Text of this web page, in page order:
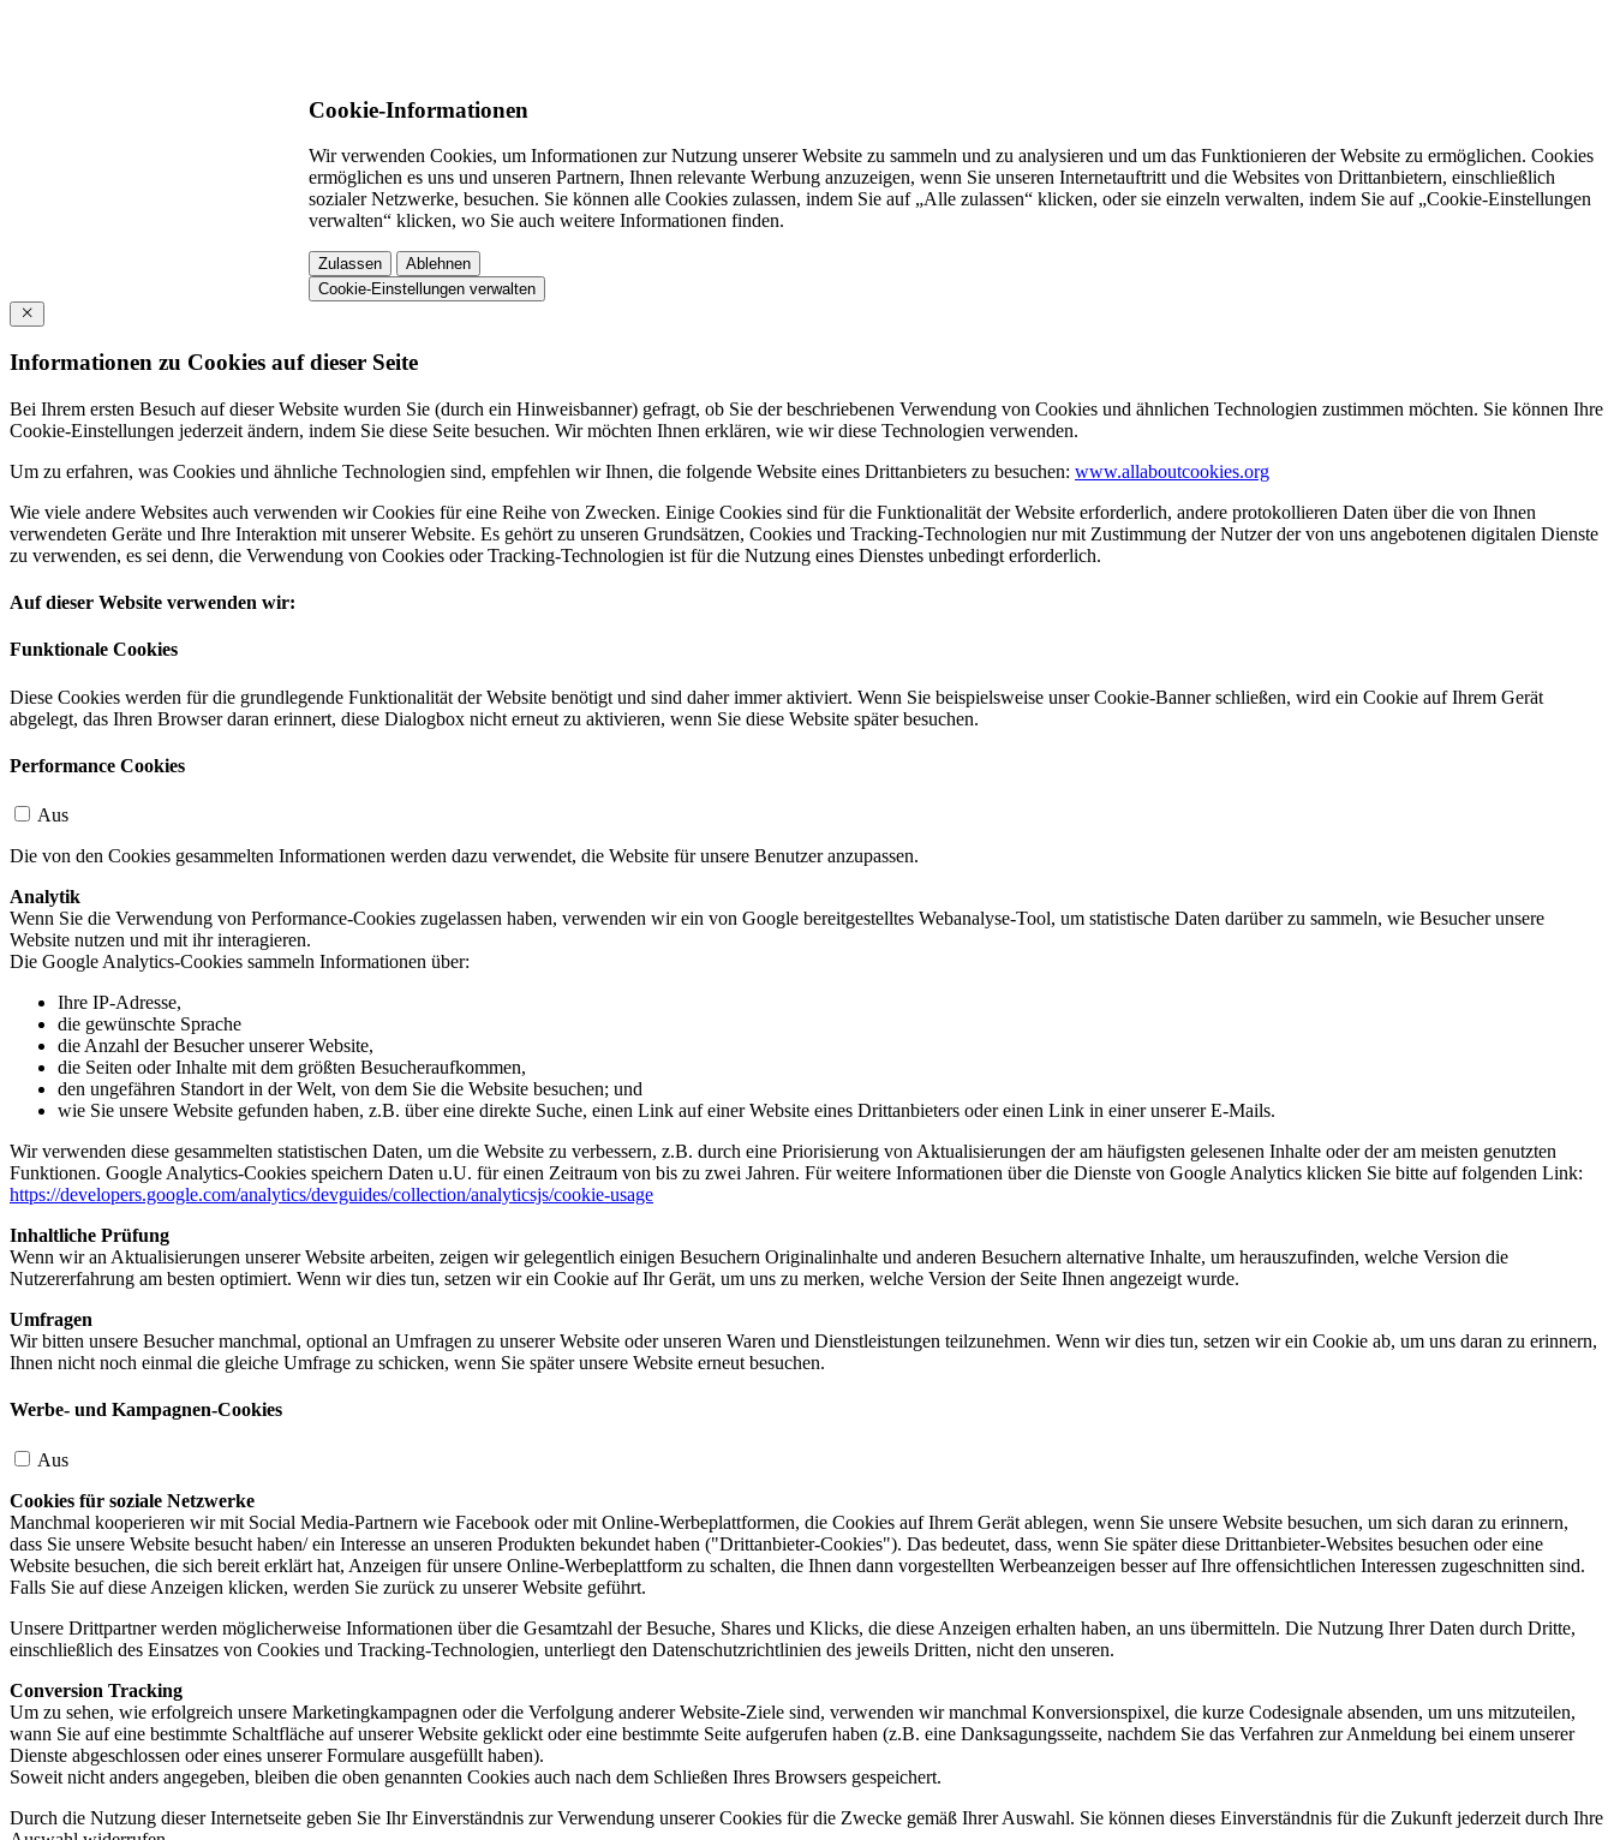
Cookie-Informationen
Wir verwenden Cookies, um Informationen zur Nutzung unserer Website zu sammeln und zu analysieren und um das Funktionieren der Website zu ermöglichen. Cookies
ermöglichen es uns und unseren Partnern, Ihnen relevante Werbung anzuzeigen, wenn Sie unseren Internetauftritt und die Websites von Drittanbietern, einschließlich
sozialer Netzwerke, besuchen. Sie können alle Cookies zulassen, indem Sie auf „Alle zulassen“ klicken, oder sie einzeln verwalten, indem Sie auf „Cookie-Einstellungen
verwalten“ klicken, wo Sie auch weitere Informationen finden.
Zulassen
Ablehnen
Cookie-Einstellungen verwalten
Informationen zu Cookies auf dieser Seite
Bei Ihrem ersten Besuch auf dieser Website wurden Sie (durch ein Hinweisbanner) gefragt, ob Sie der beschriebenen Verwendung von Cookies und ähnlichen Technologien zustimmen möchten. Sie können Ihre
Cookie-Einstellungen jederzeit ändern, indem Sie diese Seite besuchen. Wir möchten Ihnen erklären, wie wir diese Technologien verwenden.
Um zu erfahren, was Cookies und ähnliche Technologien sind, empfehlen wir Ihnen, die folgende Website eines Drittanbieters zu besuchen: www.allaboutcookies.org
Wie viele andere Websites auch verwenden wir Cookies für eine Reihe von Zwecken. Einige Cookies sind für die Funktionalität der Website erforderlich, andere protokollieren Daten über die von Ihnen
verwendeten Geräte und Ihre Interaktion mit unserer Website. Es gehört zu unseren Grundsätzen, Cookies und Tracking-Technologien nur mit Zustimmung der Nutzer der von uns angebotenen digitalen Dienste
zu verwenden, es sei denn, die Verwendung von Cookies oder Tracking-Technologien ist für die Nutzung eines Dienstes unbedingt erforderlich.
Auf dieser Website verwenden wir:
Funktionale Cookies
Diese Cookies werden für die grundlegende Funktionalität der Website benötigt und sind daher immer aktiviert. Wenn Sie beispielsweise unser Cookie-Banner schließen, wird ein Cookie auf Ihrem Gerät
abgelegt, das Ihren Browser daran erinnert, diese Dialogbox nicht erneut zu aktivieren, wenn Sie diese Website später besuchen.
Performance Cookies
Aus
Die von den Cookies gesammelten Informationen werden dazu verwendet, die Website für unsere Benutzer anzupassen.
Analytik
Wenn Sie die Verwendung von Performance-Cookies zugelassen haben, verwenden wir ein von Google bereitgestelltes Webanalyse-Tool, um statistische Daten darüber zu sammeln, wie Besucher unsere
Website nutzen und mit ihr interagieren.
Die Google Analytics-Cookies sammeln Informationen über:
Ihre IP-Adresse,
die gewünschte Sprache
die Anzahl der Besucher unserer Website,
die Seiten oder Inhalte mit dem größten Besucheraufkommen,
den ungefähren Standort in der Welt, von dem Sie die Website besuchen; und
wie Sie unsere Website gefunden haben, z.B. über eine direkte Suche, einen Link auf einer Website eines Drittanbieters oder einen Link in einer unserer E-Mails.
Wir verwenden diese gesammelten statistischen Daten, um die Website zu verbessern, z.B. durch eine Priorisierung von Aktualisierungen der am häufigsten gelesenen Inhalte oder der am meisten genutzten
Funktionen. Google Analytics-Cookies speichern Daten u.U. für einen Zeitraum von bis zu zwei Jahren. Für weitere Informationen über die Dienste von Google Analytics klicken Sie bitte auf folgenden Link:
https://developers.google.com/analytics/devguides/collection/analyticsjs/cookie-usage
Inhaltliche Prüfung
Wenn wir an Aktualisierungen unserer Website arbeiten, zeigen wir gelegentlich einigen Besuchern Originalinhalte und anderen Besuchern alternative Inhalte, um herauszufinden, welche Version die
Nutzererfahrung am besten optimiert. Wenn wir dies tun, setzen wir ein Cookie auf Ihr Gerät, um uns zu merken, welche Version der Seite Ihnen angezeigt wurde.
Umfragen
Wir bitten unsere Besucher manchmal, optional an Umfragen zu unserer Website oder unseren Waren und Dienstleistungen teilzunehmen. Wenn wir dies tun, setzen wir ein Cookie ab, um uns daran zu erinnern,
Ihnen nicht noch einmal die gleiche Umfrage zu schicken, wenn Sie später unsere Website erneut besuchen.
Werbe- und Kampagnen-Cookies
Aus
Cookies für soziale Netzwerke
Manchmal kooperieren wir mit Social Media-Partnern wie Facebook oder mit Online-Werbeplattformen, die Cookies auf Ihrem Gerät ablegen, wenn Sie unsere Website besuchen, um sich daran zu erinnern,
dass Sie unsere Website besucht haben/ ein Interesse an unseren Produkten bekundet haben ("Drittanbieter-Cookies"). Das bedeutet, dass, wenn Sie später diese Drittanbieter-Websites besuchen oder eine
Website besuchen, die sich bereit erklärt hat, Anzeigen für unsere Online-Werbeplattform zu schalten, die Ihnen dann vorgestellten Werbeanzeigen besser auf Ihre offensichtlichen Interessen zugeschnitten sind.
Falls Sie auf diese Anzeigen klicken, werden Sie zurück zu unserer Website geführt.
Unsere Drittpartner werden möglicherweise Informationen über die Gesamtzahl der Besuche, Shares und Klicks, die diese Anzeigen erhalten haben, an uns übermitteln. Die Nutzung Ihrer Daten durch Dritte,
einschließlich des Einsatzes von Cookies und Tracking-Technologien, unterliegt den Datenschutzrichtlinien des jeweils Dritten, nicht den unseren.
Conversion Tracking
Um zu sehen, wie erfolgreich unsere Marketingkampagnen oder die Verfolgung anderer Website-Ziele sind, verwenden wir manchmal Konversionspixel, die kurze Codesignale absenden, um uns mitzuteilen,
wann Sie auf eine bestimmte Schaltfläche auf unserer Website geklickt oder eine bestimmte Seite aufgerufen haben (z.B. eine Danksagungsseite, nachdem Sie das Verfahren zur Anmeldung bei einem unserer
Dienste abgeschlossen oder eines unserer Formulare ausgefüllt haben).
Soweit nicht anders angegeben, bleiben die oben genannten Cookies auch nach dem Schließen Ihres Browsers gespeichert.
Durch die Nutzung dieser Internetseite geben Sie Ihr Einverständnis zur Verwendung unserer Cookies für die Zwecke gemäß Ihrer Auswahl. Sie können dieses Einverständnis für die Zukunft jederzeit durch Ihre